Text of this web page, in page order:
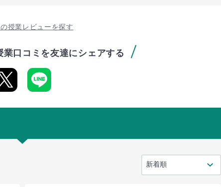
授業レビューを探す
口コミを友達にシェアする